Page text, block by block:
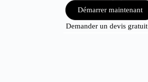
Démarrer maintenant
Demander un devis gratuit